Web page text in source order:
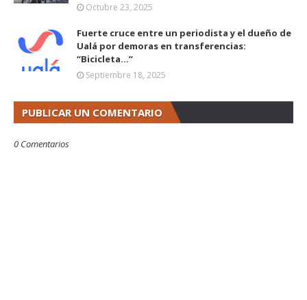
Octubre 23, 2025
Fuerte cruce entre un periodista y el dueño de
Ualá por demoras en transferencias:
“Bicicleta...”
Septiembre 18, 2025
PUBLICAR UN COMENTARIO
0 Comentarios